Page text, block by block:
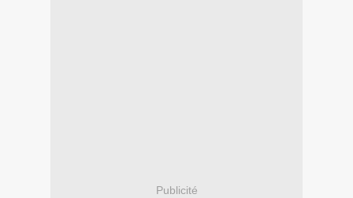
Publicité